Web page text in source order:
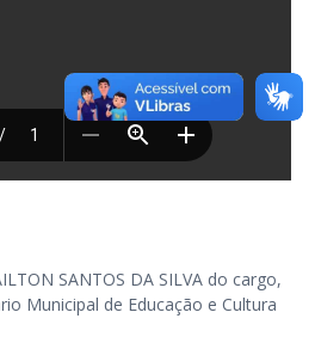
SANTOS DA SILVA do cargo,
Municipal de Educação e Cultura